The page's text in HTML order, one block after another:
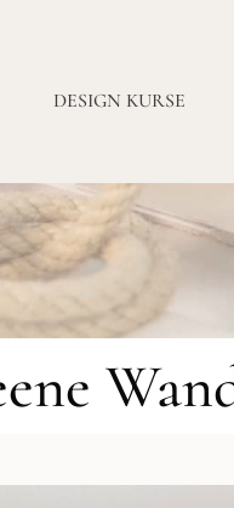
DESIGN KURSE